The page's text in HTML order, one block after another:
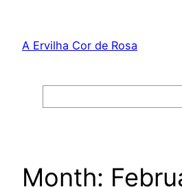
content
A Ervilha Cor de Rosa
Month: